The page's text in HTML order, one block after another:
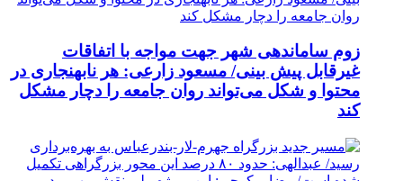
زوم ساماندهی شهر جهت مواجه با اتفاقات
غیرقابل پیش بینی/ مسعود زارعی: هر نابهنجاری در
محتوا و شکل می‌تواند روان جامعه را دچار مشکل
کند